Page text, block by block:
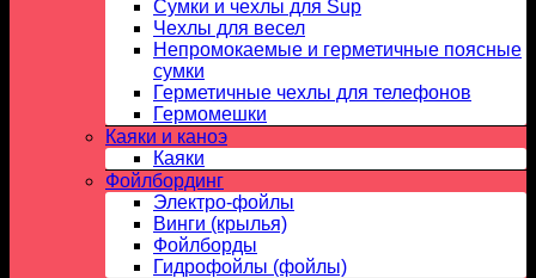
Сумки и чехлы для Sup
Чехлы для весел
Непромокаемые и герметичные поясные
сумки
Герметичные чехлы для телефонов
Гермомешки
Каяки и каноэ
Каяки
Фойлбординг
Электро-фойлы
Винги (крылья)
Фойлборды
Гидрофойлы (фойлы)